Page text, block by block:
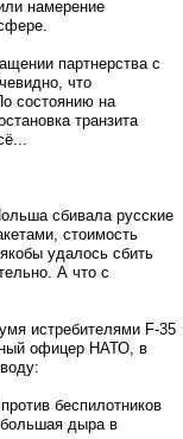
намерение
партнерства с
что
состоянию на
транзита
сбивала русские
стоимость
удалось сбить
А что с
истребителями F-35
офицер НАТО, в
беспилотников
большая дыра в